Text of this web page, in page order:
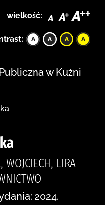
wielkość:
w Kuźni
WOJCIECH, LIRA
2024.